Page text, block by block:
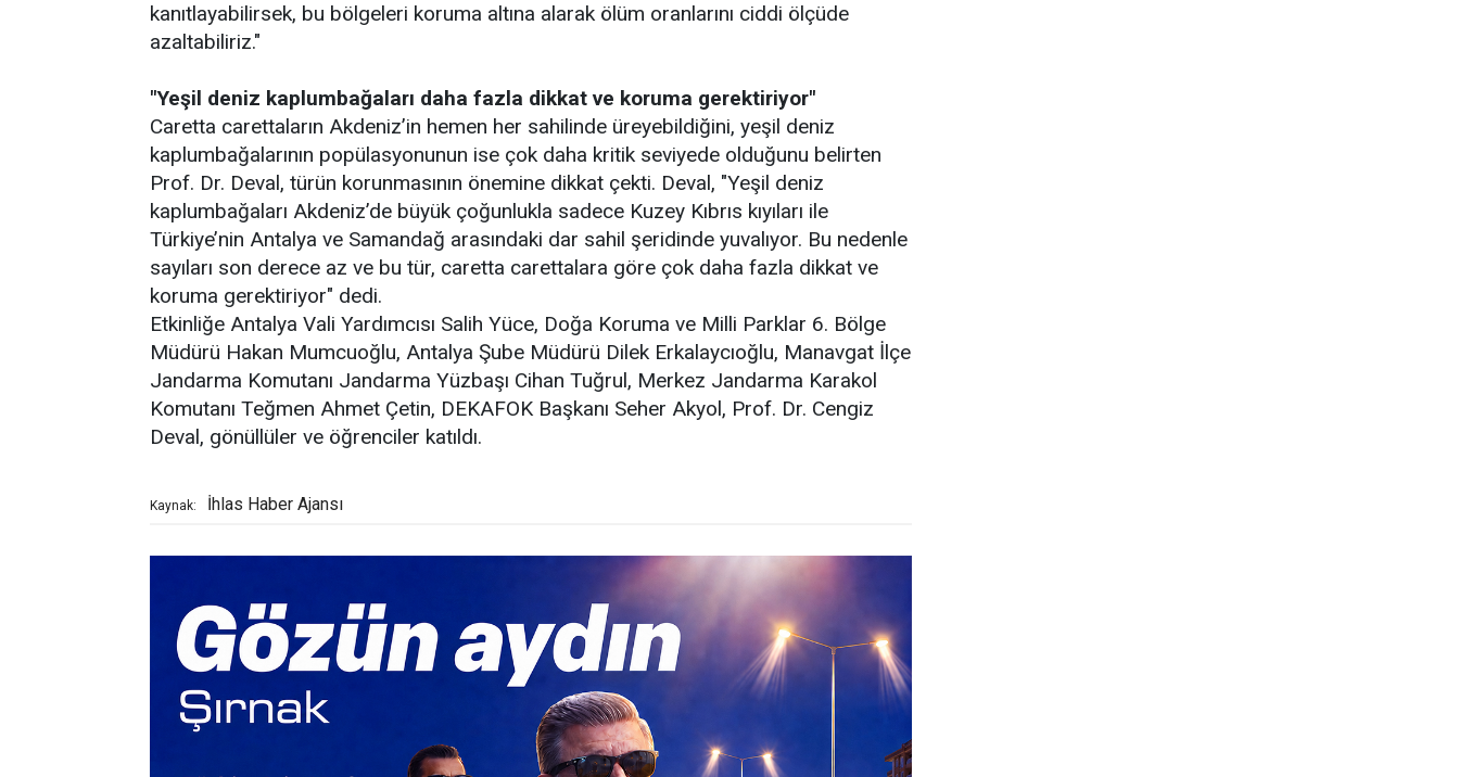
kanıtlayabilirsek, bu bölgeleri koruma altına alarak ölüm oranlarını ciddi ölçüde
azaltabiliriz."
"Yeşil deniz kaplumbağaları daha fazla dikkat ve koruma gerektiriyor"
Caretta carettaların Akdeniz’in hemen her sahilinde üreyebildiğini, yeşil deniz
kaplumbağalarının popülasyonunun ise çok daha kritik seviyede olduğunu belirten
Prof. Dr. Deval, türün korunmasının önemine dikkat çekti. Deval, "Yeşil deniz
kaplumbağaları Akdeniz’de büyük çoğunlukla sadece Kuzey Kıbrıs kıyıları ile
Türkiye’nin Antalya ve Samandağ arasındaki dar sahil şeridinde yuvalıyor. Bu nedenle
sayıları son derece az ve bu tür, caretta carettalara göre çok daha fazla dikkat ve
koruma gerektiriyor" dedi.
Etkinliğe Antalya Vali Yardımcısı Salih Yüce, Doğa Koruma ve Milli Parklar 6. Bölge
Müdürü Hakan Mumcuoğlu, Antalya Şube Müdürü Dilek Erkalaycıoğlu, Manavgat İlçe
Jandarma Komutanı Jandarma Yüzbaşı Cihan Tuğrul, Merkez Jandarma Karakol
Komutanı Teğmen Ahmet Çetin, DEKAFOK Başkanı Seher Akyol, Prof. Dr. Cengiz
Deval, gönüllüler ve öğrenciler katıldı.
Kaynak: İhlas Haber Ajansı